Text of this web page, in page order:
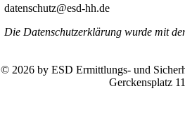
datenschutz@esd-hh.de
Die Datenschutzerklärung wurde mit
© 2026 by ESD Ermittlungs- und
Gerckensplatz